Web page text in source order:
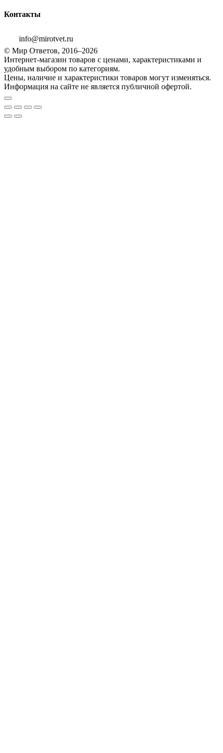
Контакты
info@mirotvet.ru
© Мир Ответов, 2016–2026
Интернет-магазин товаров с ценами, характеристиками и
удобным выбором по категориям.
Цены, наличие и характеристики товаров могут изменяться.
Информация на сайте не является публичной офертой.